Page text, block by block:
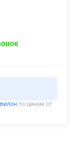
по ценам от